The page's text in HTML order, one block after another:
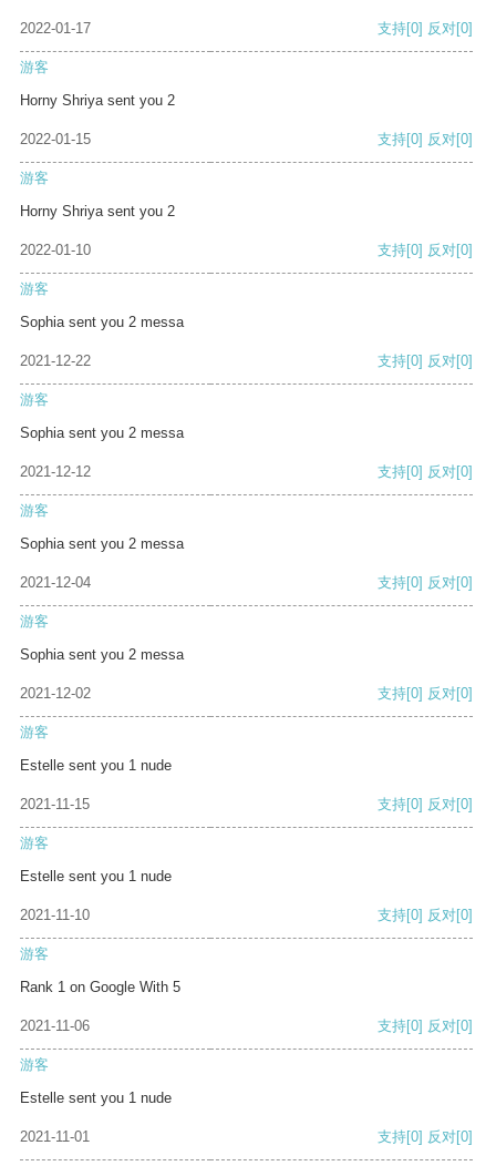
2022-01-17 支持[0] 反对[0]
游客
Horny Shriya sent you 2
2022-01-15 支持[0] 反对[0]
游客
Horny Shriya sent you 2
2022-01-10 支持[0] 反对[0]
游客
Sophia sent you 2 messa
2021-12-22 支持[0] 反对[0]
游客
Sophia sent you 2 messa
2021-12-12 支持[0] 反对[0]
游客
Sophia sent you 2 messa
2021-12-04 支持[0] 反对[0]
游客
Sophia sent you 2 messa
2021-12-02 支持[0] 反对[0]
游客
Estelle sent you 1 nude
2021-11-15 支持[0] 反对[0]
游客
Estelle sent you 1 nude
2021-11-10 支持[0] 反对[0]
游客
Rank 1 on Google With 5
2021-11-06 支持[0] 反对[0]
游客
Estelle sent you 1 nude
2021-11-01 支持[0] 反对[0]